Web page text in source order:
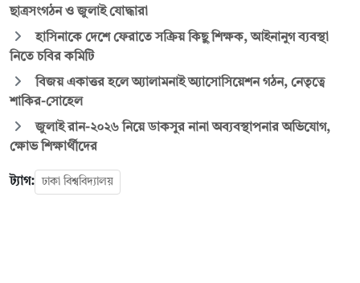
ছাত্রসংগঠন ও জুলাই যোদ্ধারা
হাসিনাকে দেশে ফেরাতে সক্রিয় কিছু শিক্ষক, আইনানুগ ব্যবস্থা
নিতে চবির কমিটি
বিজয় একাত্তর হলে অ্যালামনাই অ্যাসোসিয়েশন গঠন, নেতৃত্বে
শাকির-সোহেল
জুলাই রান-২০২৬ নিয়ে ডাকসুর নানা অব্যবস্থাপনার অভিযোগ,
ক্ষোভ শিক্ষার্থীদের
ট্যাগ: ঢাকা বিশ্ববিদ্যালয়